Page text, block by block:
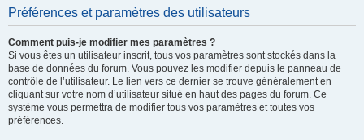
Préférences et paramètres des utilisateurs
Comment puis-je modifier mes paramètres ?
Si vous êtes un utilisateur inscrit, tous vos paramètres sont stockés dans la
base de données du forum. Vous pouvez les modifier depuis le panneau de
contrôle de l’utilisateur. Le lien vers ce dernier se trouve généralement en
cliquant sur votre nom d’utilisateur situé en haut des pages du forum. Ce
système vous permettra de modifier tous vos paramètres et toutes vos
préférences.